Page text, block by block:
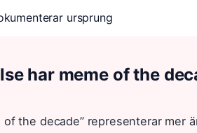
ursprung
har meme of the
of the decade” representerar